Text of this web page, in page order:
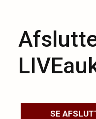
SE